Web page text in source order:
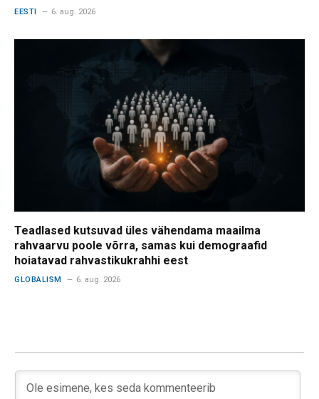
EESTI 6. aug. 2026
Teadlased kutsuvad üles vähendama maailma
rahvaarvu poole võrra, samas kui demograafid
hoiatavad rahvastikukrahhi eest
GLOBALISM 6. aug. 2026